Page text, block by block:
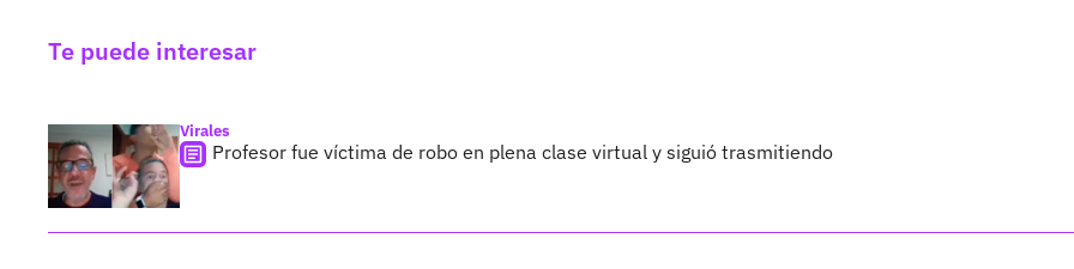
Te puede interesar
Virales
Profesor fue víctima de robo en plena clase virtual y siguió trasmitiendo